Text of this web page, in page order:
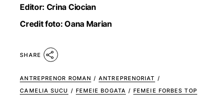
Editor: Crina Ciocian
Credit foto: Oana Marian
SHARE
ANTREPRENOR ROMAN / ANTREPRENORIAT /
CAMELIA SUCU / FEMEIE BOGATA / FEMEIE FORBES TOP